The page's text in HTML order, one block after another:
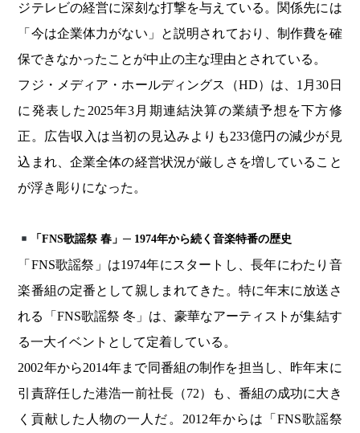
ジテレビの経営に深刻な打撃を与えている。関係先には
「今は企業体力がない」と説明されており、制作費を確
保できなかったことが中止の主な理由とされている。
フジ・メディア・ホールディングス（HD）は、1月30日
に発表した2025年3月期連結決算の業績予想を下方修
正。広告収入は当初の見込みよりも233億円の減少が見
込まれ、企業全体の経営状況が厳しさを増していること
が浮き彫りになった。
「FNS歌謡祭 春」─ 1974年から続く音楽特番の歴史
「FNS歌謡祭」は1974年にスタートし、長年にわたり音
楽番組の定番として親しまれてきた。特に年末に放送さ
れる「FNS歌謡祭 冬」は、豪華なアーティストが集結す
る一大イベントとして定着している。
2002年から2014年まで同番組の制作を担当し、昨年末に
引責辞任した港浩一前社長（72）も、番組の成功に大き
く貢献した人物の一人だ。2012年からは「FNS歌謡祭